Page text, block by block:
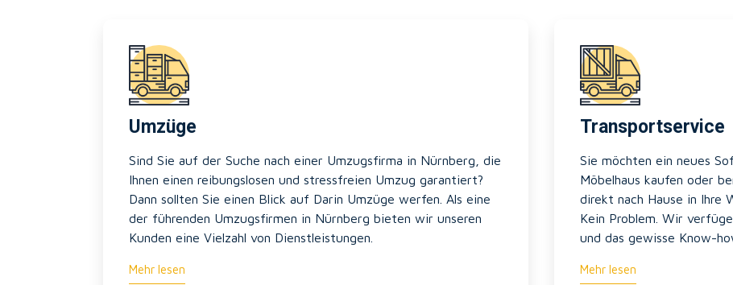
Umzüge
Sind Sie auf der Suche nach einer Umzugsfirma in Nürnberg, die
Ihnen einen reibungslosen und stressfreien Umzug garantiert?
Dann sollten Sie einen Blick auf Darin Umzüge werfen. Als eine
der führenden Umzugsfirmen in Nürnberg bieten wir unseren
Kunden eine Vielzahl von Dienstleistungen.
Mehr lesen
Transportservice
Sie möchten ein neues
Möbelhaus kaufen oder
direkt nach Hause in Ihre
Kein Problem. Wir
und das gewisse Know-
Mehr lesen